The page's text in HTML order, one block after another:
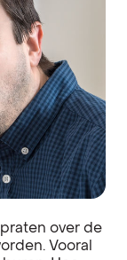
over de
Vooral